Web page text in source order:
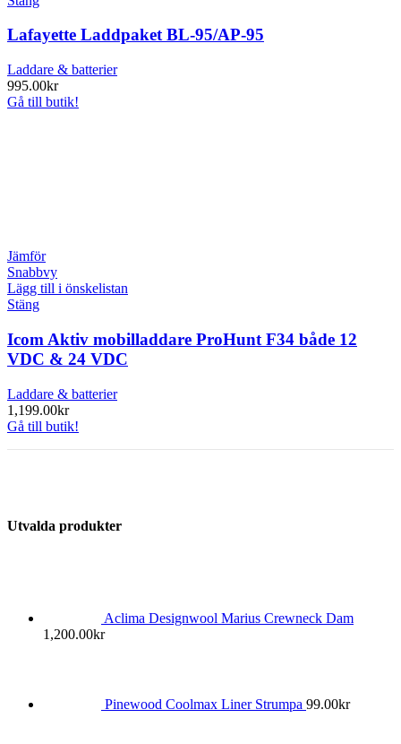
Lafayette Laddpaket BL-95/AP-95
Laddare & batterier
995.00kr
Gå till butik!
Jämför
Snabbvy
Lägg till i önskelistan
Stäng
Icom Aktiv mobilladdare ProHunt F34 både 12
VDC & 24 VDC
Laddare & batterier
1,199.00kr
Gå till butik!
Utvalda produkter
Aclima Designwool Marius Crewneck Dam
1,200.00kr
Pinewood Coolmax Liner Strumpa 99.00kr